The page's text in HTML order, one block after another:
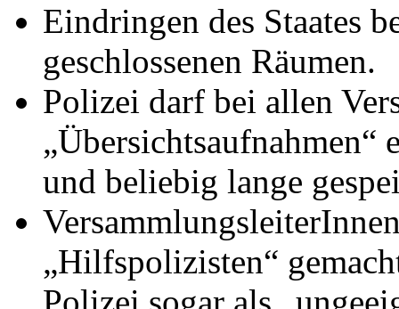
Eindringen des Staates
geschlossenen Räumen.
Polizei darf bei allen
„Übersichtsaufnahmen“
und beliebig lange
„Hilfspolizisten“
Polizei sogar als